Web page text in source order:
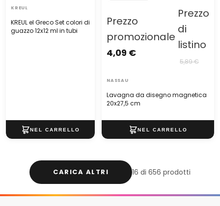
KREUL el Greco Set colori di
guazzo 12x12 ml in tubi
KREUL
Lavagna da disegno magnetica
20x27,5 cm
Prezzo
promozionale
4,09 €
Prezzo
di
listino
5,89 €
NASSAU
CARICA ALTRI 16 di 656 prodotti